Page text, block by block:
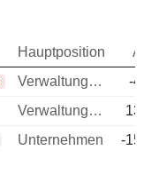
Hauptposition
Verwaltungsratsmitglied
-
Verwaltungsratsmitglied
Unternehmen -